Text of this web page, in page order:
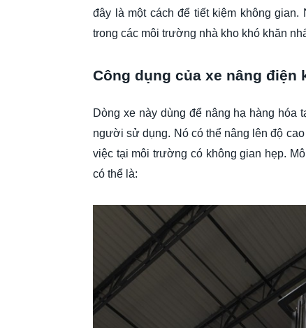
đây là một cách để tiết kiệm không
trong các môi trường nhà kho khó khăn
Công dụng của xe nâng điện
Dòng xe này dùng để nâng hạ hàng hóa
người sử dụng. Nó có thể nâng lên độ
việc tại môi trường có không gian hẹp.
có thể là: